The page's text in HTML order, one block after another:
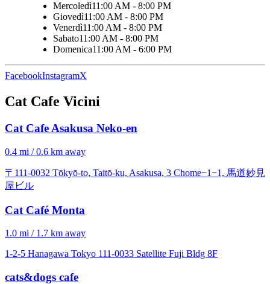
Mercoledì11:00 AM - 8:00 PM
Giovedì11:00 AM - 8:00 PM
Venerdì11:00 AM - 8:00 PM
Sabato11:00 AM - 8:00 PM
Domenica11:00 AM - 6:00 PM
FacebookInstagramX
Cat Cafe Vicini
Cat Cafe Asakusa Neko-en
0.4 mi / 0.6 km away
〒111-0032 Tōkyō-to, Taitō-ku, Asakusa, 3 Chome−1−1, 馬道妙見
屋ビル
Cat Café Monta
1.0 mi / 1.7 km away
1-2-5 Hanagawa Tokyo 111-0033 Satellite Fuji Bldg 8F
cats&dogs cafe